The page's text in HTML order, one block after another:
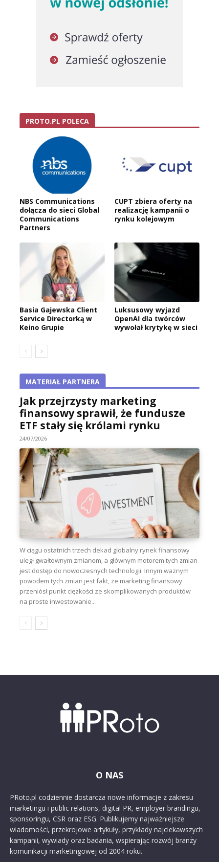
PROTO.PL POLECA
NBS Communications
dołącza do sieci Global
Communications
Partners
CUPT zbiera oferty na
realizację kampanii o
rynku kolejowym
Basia Gajewska Client
Service Directorką w
Keino Grupie
Luksusowy wyjazd
OpenAI dla twórców
wywołał krytykę w sieci
MATERIAŁ PARTNERA
Jak przejrzysty marketing
finansowy sprawił, że fundusze
ETF stały się królami rynku
24/07/2026
W ciągu ostatnich trzech dekad globalny rynek finansowy
uległ gwałtownym zmianom, a głównym motorem tych zmian
jest dostęp do nowoczesnych technologii. Innym ważnym
powodem tych zmian jest fakt, że marketing finansowy
przeniósł punkt ciężkości ze skomplikowanych produktów
na proste inwestowanie...
O NAS
PRoto.pl codziennie dostarcza nowe informacje z zakresu
marketingu i public relations, digital PR, employer brandingu,
sponsoringu, CSR oraz ESG. Publikujemy najważniejsze
wiadomości, przekrojowe artykuły, przykłady najciekawszych
kampanii, wywiady oraz badania, wspierając rozwój branży
komunikacji marketingowej od 2004 roku.